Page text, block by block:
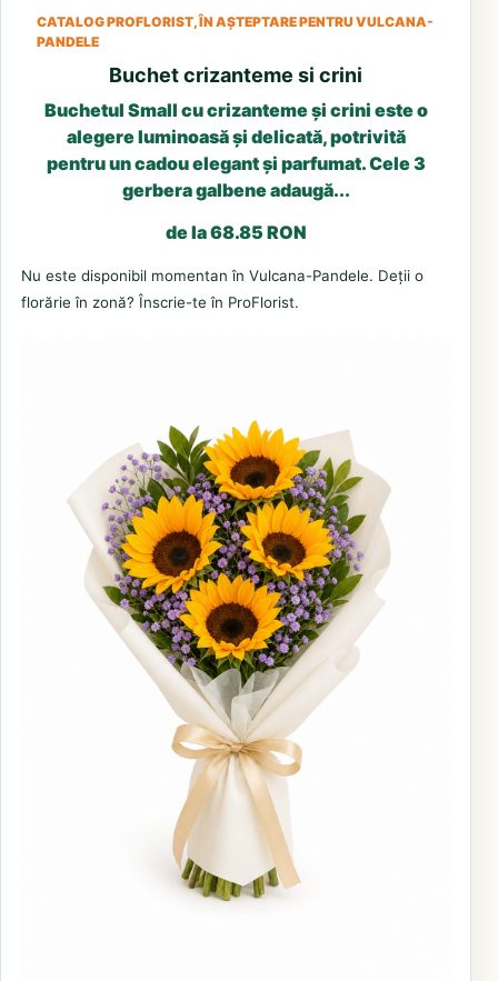
CATALOG PROFLORIST, ÎN AȘTEPTARE PENTRU VULCANA-
PANDELE
Buchet crizanteme si crini
Buchetul Small cu crizanteme și crini este o
alegere luminoasă și delicată, potrivită
pentru un cadou elegant și parfumat. Cele 3
gerbera galbene adaugă...
de la 68.85 RON
Nu este disponibil momentan în Vulcana-Pandele. Deții o
florărie în zonă? Înscrie-te în ProFlorist.